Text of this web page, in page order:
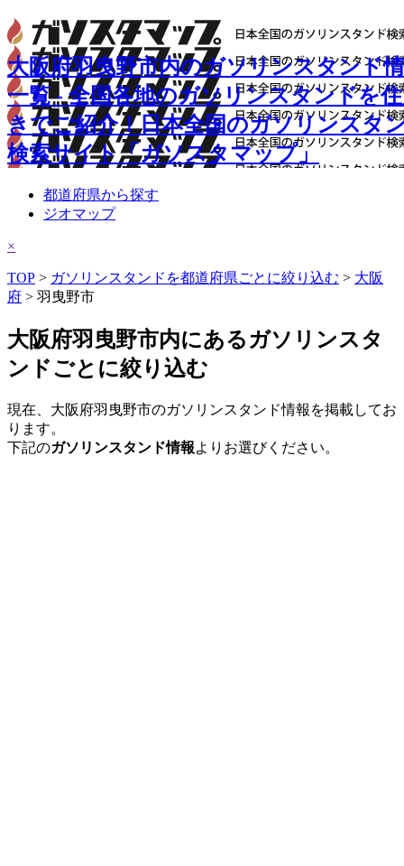
大阪府羽曳野市内のガソリンスタンド
一覧 - 全国各地のガソリンスタンドを
きでご紹介！日本全国のガソリンスタ
検索サイト「ガソスタマップ」
都道府県から探す
ジオマップ
×
TOP > ガソリンスタンドを都道府県ごとに絞り込む > 大阪
府 > 羽曳野市
大阪府羽曳野市内にあるガソリンスタ
ンドごとに絞り込む
現在、大阪府羽曳野市のガソリンスタンド情報を掲載してお
ります。
下記のガソリンスタンド情報よりお選びください。